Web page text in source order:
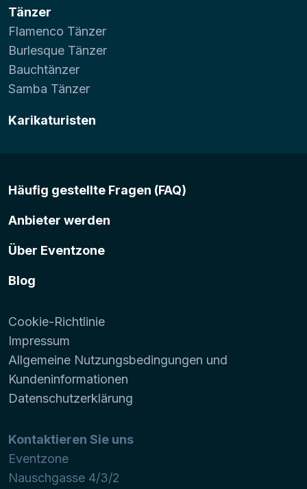
Tänzer
Flamenco Tänzer
Burlesque Tänzer
Bauchtänzer
Samba Tänzer
Karikaturisten
Häufig gestellte Fragen (FAQ)
Anbieter werden
Über Eventzone
Blog
Cookie-Richtlinie
Impressum
Allgemeine Nutzungsbedingungen und
Kundeninformationen
Datenschutzerklärung
Kontaktieren Sie uns
Eventzone
Nauschgasse 4/3/2